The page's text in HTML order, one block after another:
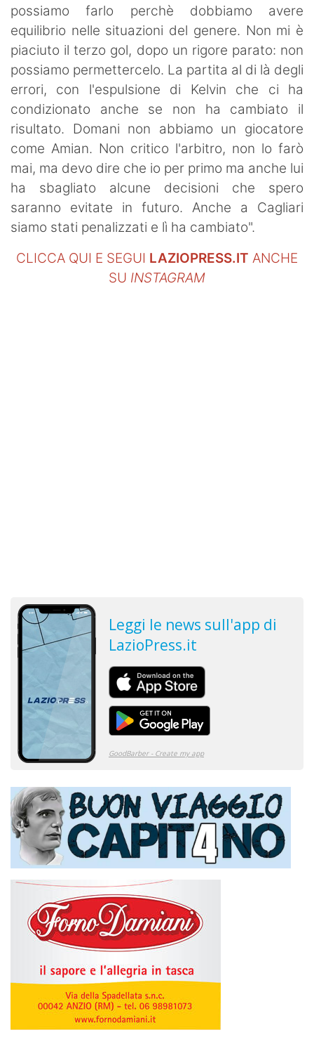
possiamo farlo perchè dobbiamo avere
equilibrio nelle situazioni del genere. Non mi è
piaciuto il terzo gol, dopo un rigore parato: non
possiamo permettercelo. La partita al di là degli
errori, con l'espulsione di Kelvin che ci ha
condizionato anche se non ha cambiato il
risultato. Domani non abbiamo un giocatore
come Amian. Non critico l'arbitro, non lo farò
mai, ma devo dire che io per primo ma anche lui
ha sbagliato alcune decisioni che spero
saranno evitate in futuro. Anche a Cagliari
siamo stati penalizzati e lì ha cambiato".
CLICCA QUI E SEGUI LAZIOPRESS.IT ANCHE
SU INSTAGRAM